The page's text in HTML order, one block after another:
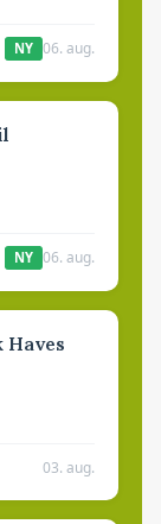
NY 06. aug.
NY 06. aug.
03. aug.